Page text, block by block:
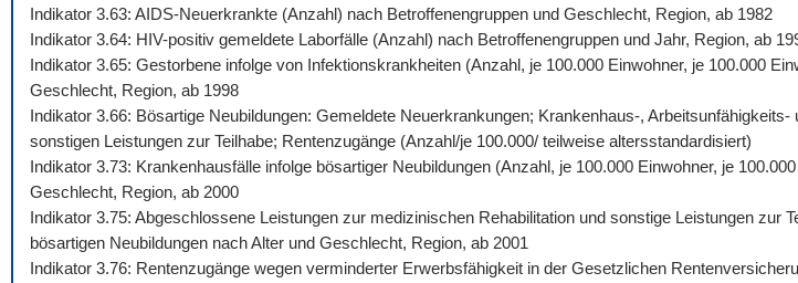
Indikator 3.63: AIDS-Neuerkrankte (Anzahl) nach Betroffenengruppen und Geschlecht, Region, ab 1982
Indikator 3.64: HIV-positiv gemeldete Laborfälle (Anzahl) nach Betroffenengruppen und Jahr, Region, ab
Indikator 3.65: Gestorbene infolge von Infektionskrankheiten (Anzahl, je 100.000 Einwohner, je 100.000
Geschlecht, Region, ab 1998
Indikator 3.66: Bösartige Neubildungen: Gemeldete Neuerkrankungen; Krankenhaus-,
sonstigen Leistungen zur Teilhabe; Rentenzugänge (Anzahl/je 100.000/ teilweise altersstandardisiert)
Indikator 3.73: Krankenhausfälle infolge bösartiger Neubildungen (Anzahl, je 100.000 Einwohner, je
Geschlecht, Region, ab 2000
Indikator 3.75: Abgeschlossene Leistungen zur medizinischen Rehabilitation und sonstige Leistungen zur
bösartigen Neubildungen nach Alter und Geschlecht, Region, ab 2001
Indikator 3.76: Rentenzugänge wegen verminderter Erwerbsfähigkeit in der Gesetzlichen